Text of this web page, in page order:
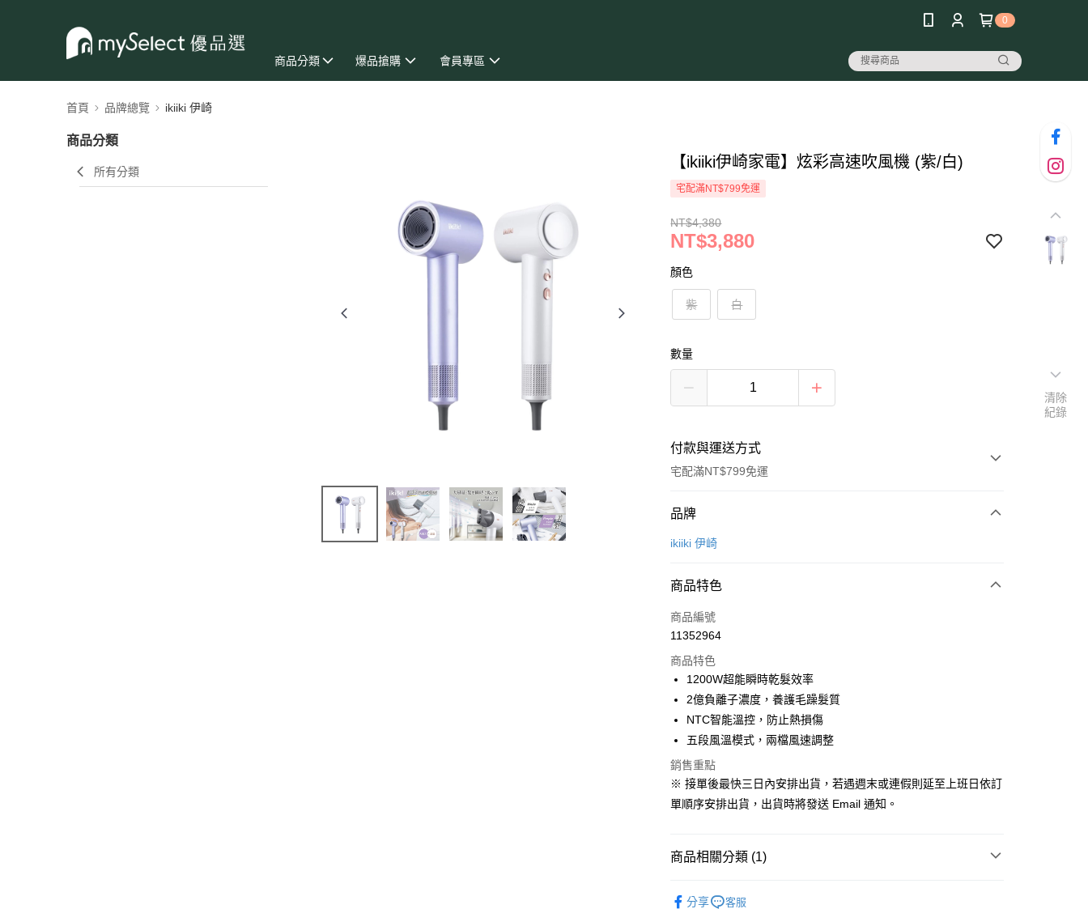
0
商品分類 爆品搶購 會員專區
首頁 品牌總覽 ikiiki 伊崎
商品分類
所有分類
【ikiiki伊崎家電】炫彩高速吹風機 (紫/白)
宅配滿NT$799免運
NT$4,380
NT$3,880
顏色
紫 白
數量
付款與運送方式
宅配滿NT$799免運
付款方式
信用卡一次付款
合作金庫商業銀行
華南商業銀行
上海商業儲蓄銀行
國泰世華商業銀行
臺灣中小企業銀行
聯邦商業銀行
元大商業銀行
玉山商業銀行
台新國際商業銀行
中國信託商業銀行
6 期 0 利率 每期
華南商業銀行
上海商業儲蓄銀行
國泰世華商業銀行
臺灣中小企業銀行
匯豐（台灣）商業銀行
元大商業銀行
玉山商業銀行
星展（台灣）商業銀行
台新國際商業銀行
中國信託商業銀行
LINE Pay
Apple Pay
大哥付你分期
【大哥付你分期使用說明】
1.本服務由台灣大哥大提供，台灣大哥大用戶可立即使用無須另外申請。
2.付款方式選擇「大哥付你分期」，訂單成立後會自動跳轉到大哥付的交易
流程，驗證手機門號後，選擇欲分期的期數、繳款截止日，確認付款後即
完成交易。
消。如遇「轉專審核」未通過狀況，表示未達大哥付你分期系統評分，恕
無法說明評估內容。
1.分期款項不併入電信帳單，「大哥付你分期」於每月結算日後寄送繳費提
運送方式
依照廠商出貨物流為主
品牌
ikiiki 伊崎
商品特色
商品編號
11352964
商品特色
1200W超能瞬時乾髮效率
2億負離子濃度，養護毛躁髮質
NTC智能溫控，防止熱損傷
五段風溫模式，兩檔風速調整
銷售重點
※ 接單後最快三日內安排出貨，若遇週末或連假則延至上班日依訂
單順序安排出貨，出貨時將發送 Email 通知。
商品相關分類 (1)
分享
客服
清除
紀錄